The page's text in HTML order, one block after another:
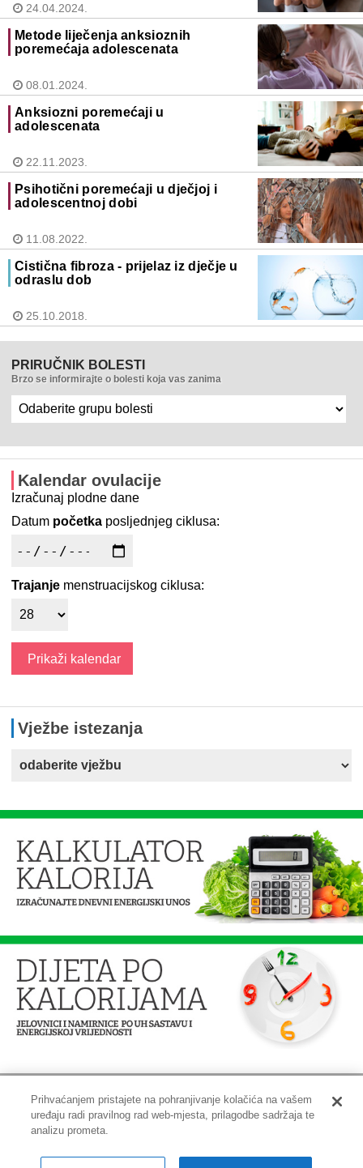
24.04.2024.
Metode liječenja anksioznih
poremećaja adolescenata
08.01.2024.
Anksiozni poremećaji u
adolescenata
22.11.2023.
Psihotični poremećaji u dječjoj i
adolescentnoj dobi
11.08.2022.
Cistična fibroza - prijelaz iz dječje u
odraslu dob
25.10.2018.
PRIRUČNIK BOLESTI
Brzo se informirajte o bolesti koja vas zanima
Kalendar ovulacije
Izračunaj plodne dane
Datum početka posljednjeg ciklusa:
Trajanje menstruacijskog ciklusa:
Vježbe istezanja
Impressum | Pravne informacije
Copyright © 2001-2026 PLIVAzdravlje
Prihvaćanjem pristajete na pohranjivanje kolačića na vašem
uređaju radi pravilnog rad web-mjesta, prilagodbe sadržaja te
analizu prometa.